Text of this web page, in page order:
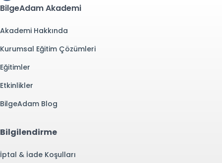
BilgeAdam Akademi
Akademi Hakkında
Kurumsal Eğitim Çözümleri
Eğitimler
Etkinlikler
BilgeAdam Blog
Bilgilendirme
İptal & İade Koşulları